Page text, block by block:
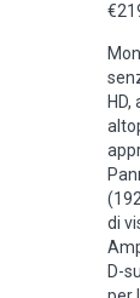
€
di
D-